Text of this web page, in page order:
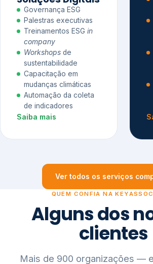
Governança ESG
Palestras executivas
Treinamentos ESG in
company
Workshops de
sustentabilidade
Capacitação em
mudanças climáticas
Automação da coleta
de indicadores
Saiba mais
Ver todos os serviços
QUEM CONFIA NA
Alguns dos
clientes
Mais de 900 organizações —